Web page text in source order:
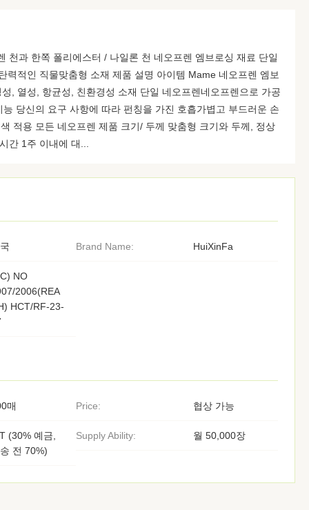
천과 한쪽 폴리에스터 / 나일론 천 네오프렌 엠브로싱 재료 단일
력적인 직물맞춤형 소재 제품 설명 아이템 Mame 네오프렌 엠보
, 열성, 항균성, 친환경성 소재 단일 네오프렌네오프렌으로 가공
당신의 요구 사항에 따라 펀칭을 가진 호흡가볍고 부드러운 손
적용 모든 네오프렌 제품 크기/ 두께 맞춤형 크기와 두께, 정상
간 1주 이내에 대...
Brand Name: HuiXinFa
NO
2006(REA
HCT/RF-23-
매 Price: 협상 가능
(30% 예금,
전 70%)
Supply Ability: 월 50,000장